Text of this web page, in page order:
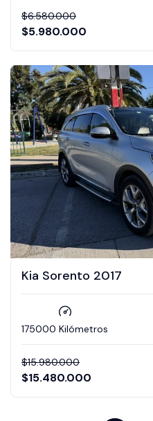
$6.580.000
$5.980.000
Kia Sorento 2017
175000 Kilómetros
$15.980.000
$15.480.000